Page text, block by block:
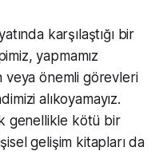
karşılaştığı bir
yapmamız
önemli görevleri
alıkoyamayız.
genellikle kötü bir
gelişim kitapları da